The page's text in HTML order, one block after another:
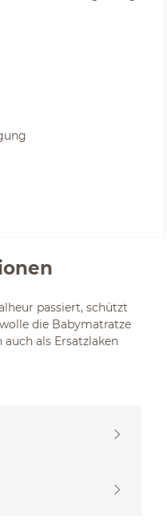
passiert, schützt
die Babymatratze
als Ersatzlaken